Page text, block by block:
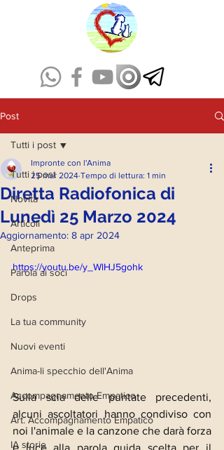
Post
Tutti i post
Novità
Articoli
Anteprima
Parola ai soci
Drops
La tua community
Nuovi eventi
Anima-li specchio dell'Anima
Accompagnamento Empatico
Art. Accompagnamento Empatico
IA storie
Tutti i post
Diretta Radiofonica di
Lunedì 25 Marzo 2024
Impronte con l'Anima
25 mar 2024 Tempo di lettura: 1 min
Aggiornamento: 8 apr 2024
https://youtu.be/y_WlHJ5gohk
Sulla scia delle puntate precedenti,
alcuni ascoltatori hanno condiviso con
noi l'animale e la canzone che darà forza
e luce alla parola guida scelta per il